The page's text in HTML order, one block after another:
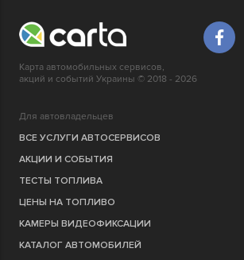
Карта автомобильных сервисов,
акций и событий Украины © 2018 - 2026
Для автовладельцев
ВСЕ УСЛУГИ АВТОСЕРВИСОВ
АКЦИИ И СОБЫТИЯ
ТЕСТЫ ТОПЛИВА
ЦЕНЫ НА ТОПЛИВО
КАМЕРЫ ВИДЕОФИКСАЦИИ
КАТАЛОГ АВТОМОБИЛЕЙ